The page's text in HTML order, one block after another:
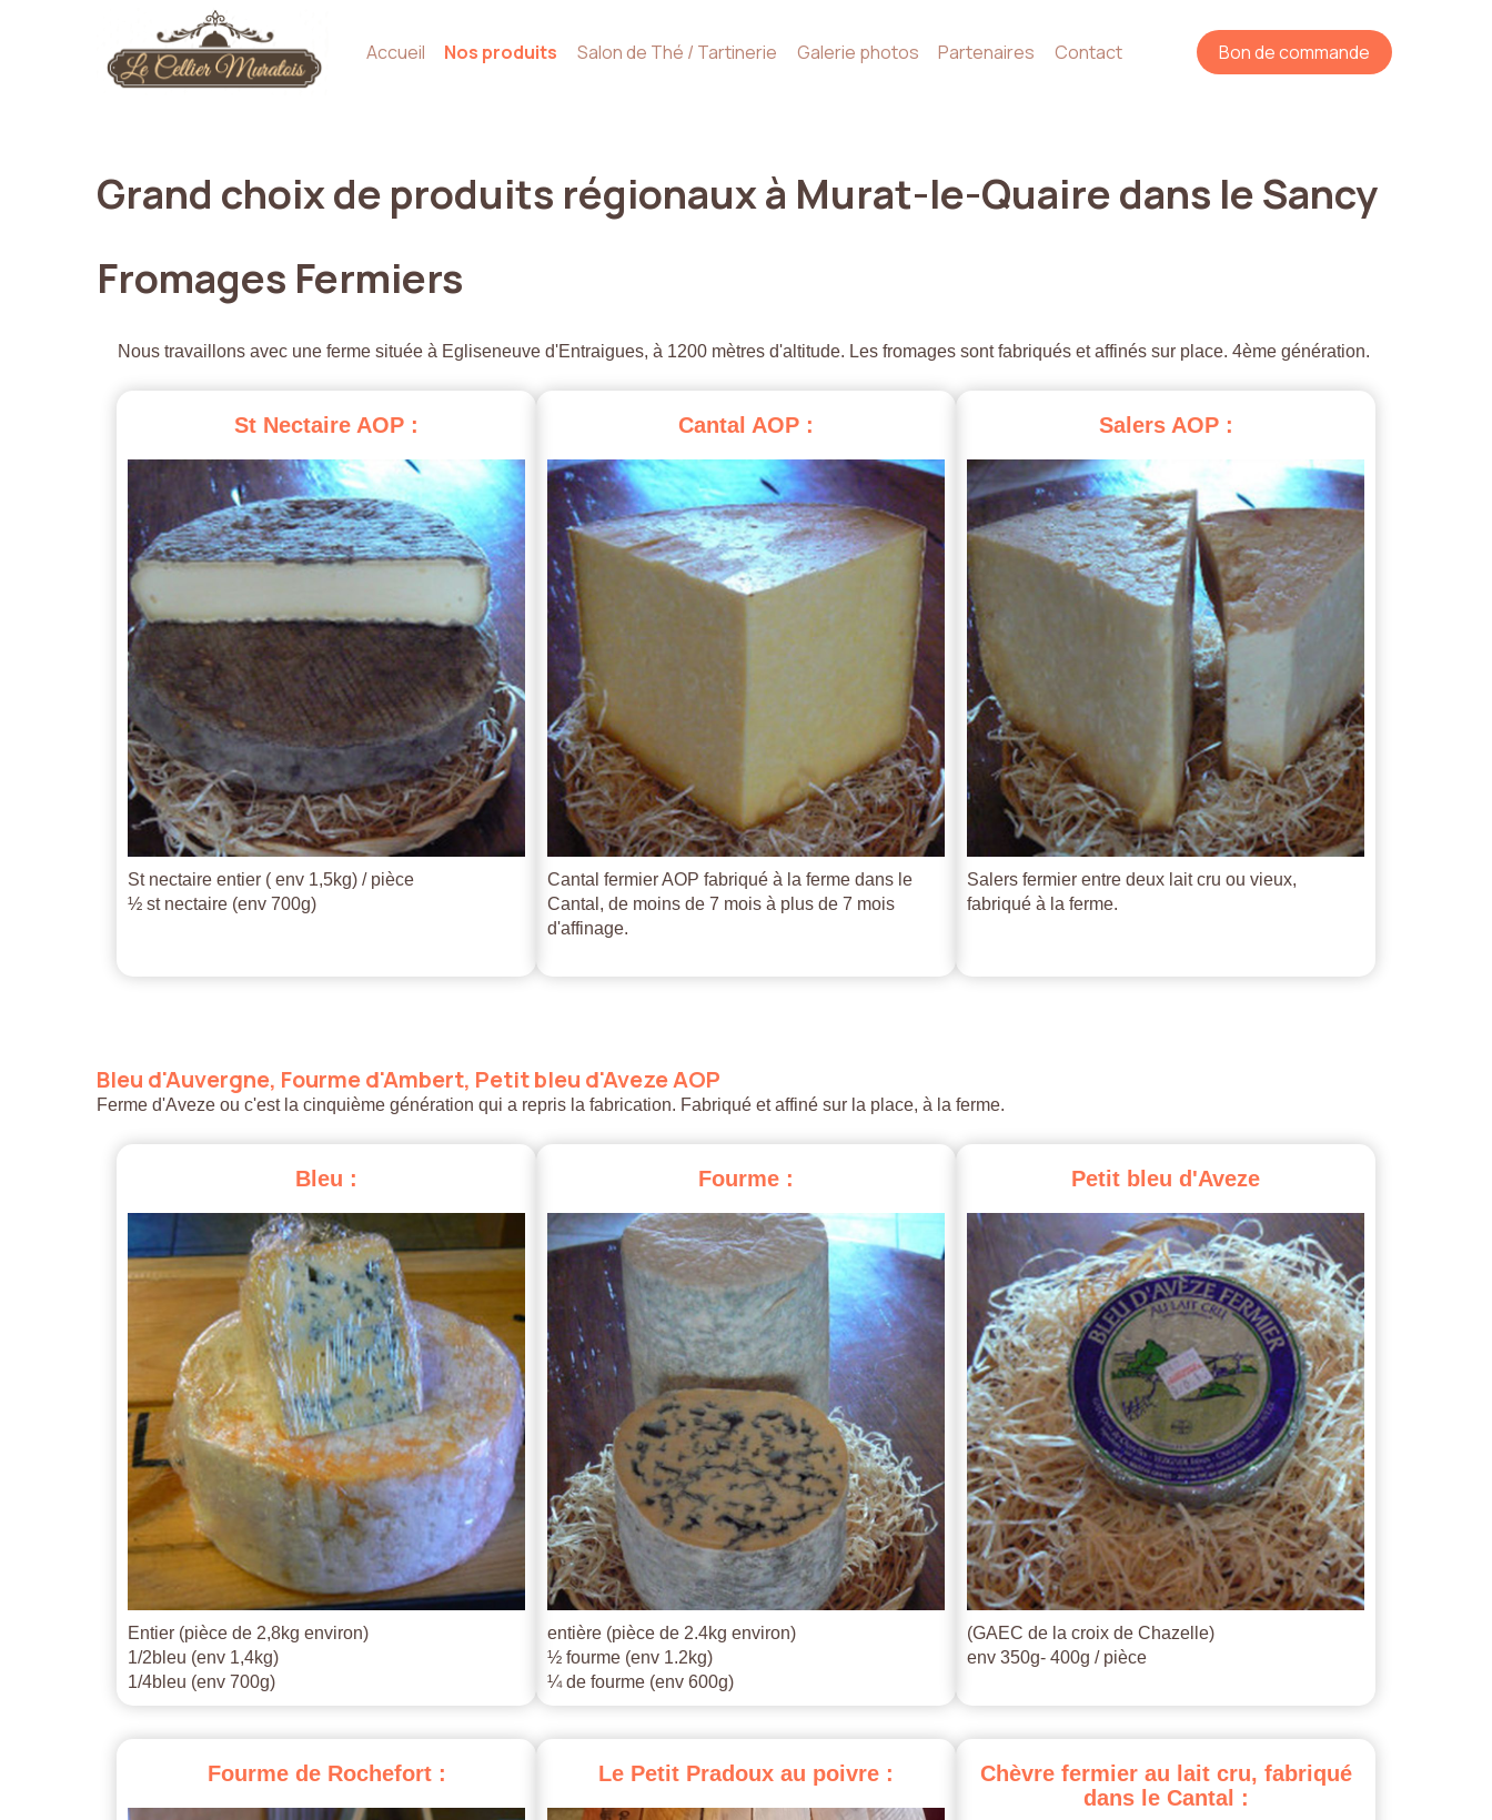
Accueil Nos produits Salon de Thé / Tartinerie Galerie photos Partenaires Contact Bon de commande
Grand choixde produits régionauxà Murat-le-Quairedans leSancy
Fromages Fermiers
Nous travaillons avec une ferme située à Egliseneuve d'Entraigues, à 1200 mètres d'altitude. Les fromages sont fabriqués et affinés sur place. 4ème génération.
St Nectaire AOP :
St nectaire entier ( env 1,5kg) / pièce
½ st nectaire (env 700g)
Cantal AOP :
Cantal fermier AOP fabriqué à la ferme dans le
Cantal, de moins de 7 mois à plus de 7 mois
d'affinage.
Salers AOP :
Salers fermier entre deux lait cru ou vieux,
fabriqué à la ferme.
Bleu d'Auvergne, Fourmed'Ambert, Petitbleu d'AvezeAOP
Ferme d'Aveze ou c'est la cinquième génération qui a repris la fabrication. Fabriqué et affiné sur la place, à la ferme.
Bleu :
Entier (pièce de 2,8kg environ)
1/2bleu (env 1,4kg)
1/4bleu (env 700g)
Fourme :
entière (pièce de 2.4kg environ)
½ fourme (env 1.2kg)
¼ de fourme (env 600g)
Petit bleu d'Aveze
(GAEC de la croix de Chazelle)
env 350g- 400g / pièce
Fourme de Rochefort : Le Petit Pradoux au poivre : Chèvre fermier au lait cru, fabriqué
dans le Cantal :